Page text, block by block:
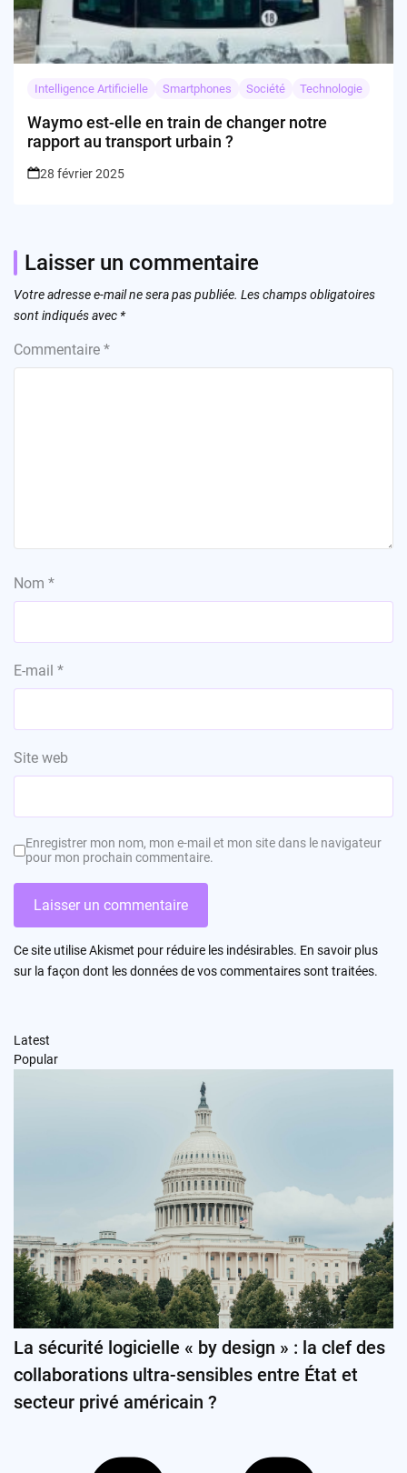
Intelligence Artificielle Smartphones Société Technologie
Waymo est-elle en train de changer notre
rapport au transport urbain ?
28 février 2025
Laisser un commentaire
Votre adresse e-mail ne sera pas publiée. Les champs obligatoires
sont indiqués avec *
Commentaire *
Nom *
E-mail *
Site web
Enregistrer mon nom, mon e-mail et mon site dans le navigateur
pour mon prochain commentaire.
Ce site utilise Akismet pour réduire les indésirables. En savoir plus
sur la façon dont les données de vos commentaires sont traitées.
Latest
Popular
La sécurité logicielle « by design » : la clef des
collaborations ultra-sensibles entre État et
secteur privé américain ?